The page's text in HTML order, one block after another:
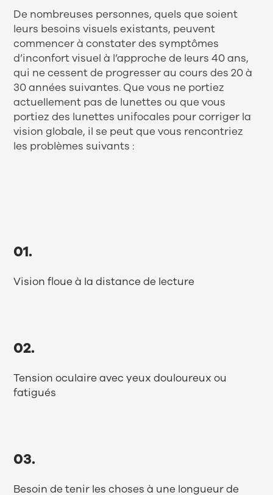
De nombreuses personnes, quels que soient
leurs besoins visuels existants, peuvent
commencer à constater des symptômes
d’inconfort visuel à l’approche de leurs 40 ans,
qui ne cessent de progresser au cours des 20 à
30 années suivantes. Que vous ne portiez
actuellement pas de lunettes ou que vous
portiez des lunettes unifocales pour corriger la
vision globale, il se peut que vous rencontriez
les problèmes suivants :
01.
Vision floue à la distance de lecture
02.
Tension oculaire avec yeux douloureux ou
fatigués
03.
Besoin de tenir les choses à une longueur de